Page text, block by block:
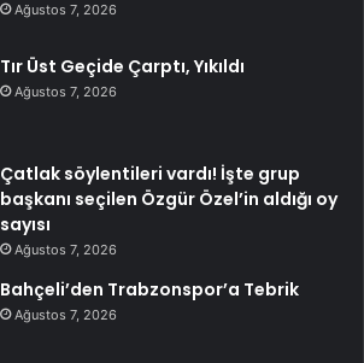
Ağustos 7, 2026
Tır Üst Geçide Çarptı, Yıkıldı
Ağustos 7, 2026
Çatlak söylentileri vardı! İşte grup
başkanı seçilen Özgür Özel’in aldığı oy
sayısı
Ağustos 7, 2026
Bahçeli’den Trabzonspor’a Tebrik
Ağustos 7, 2026